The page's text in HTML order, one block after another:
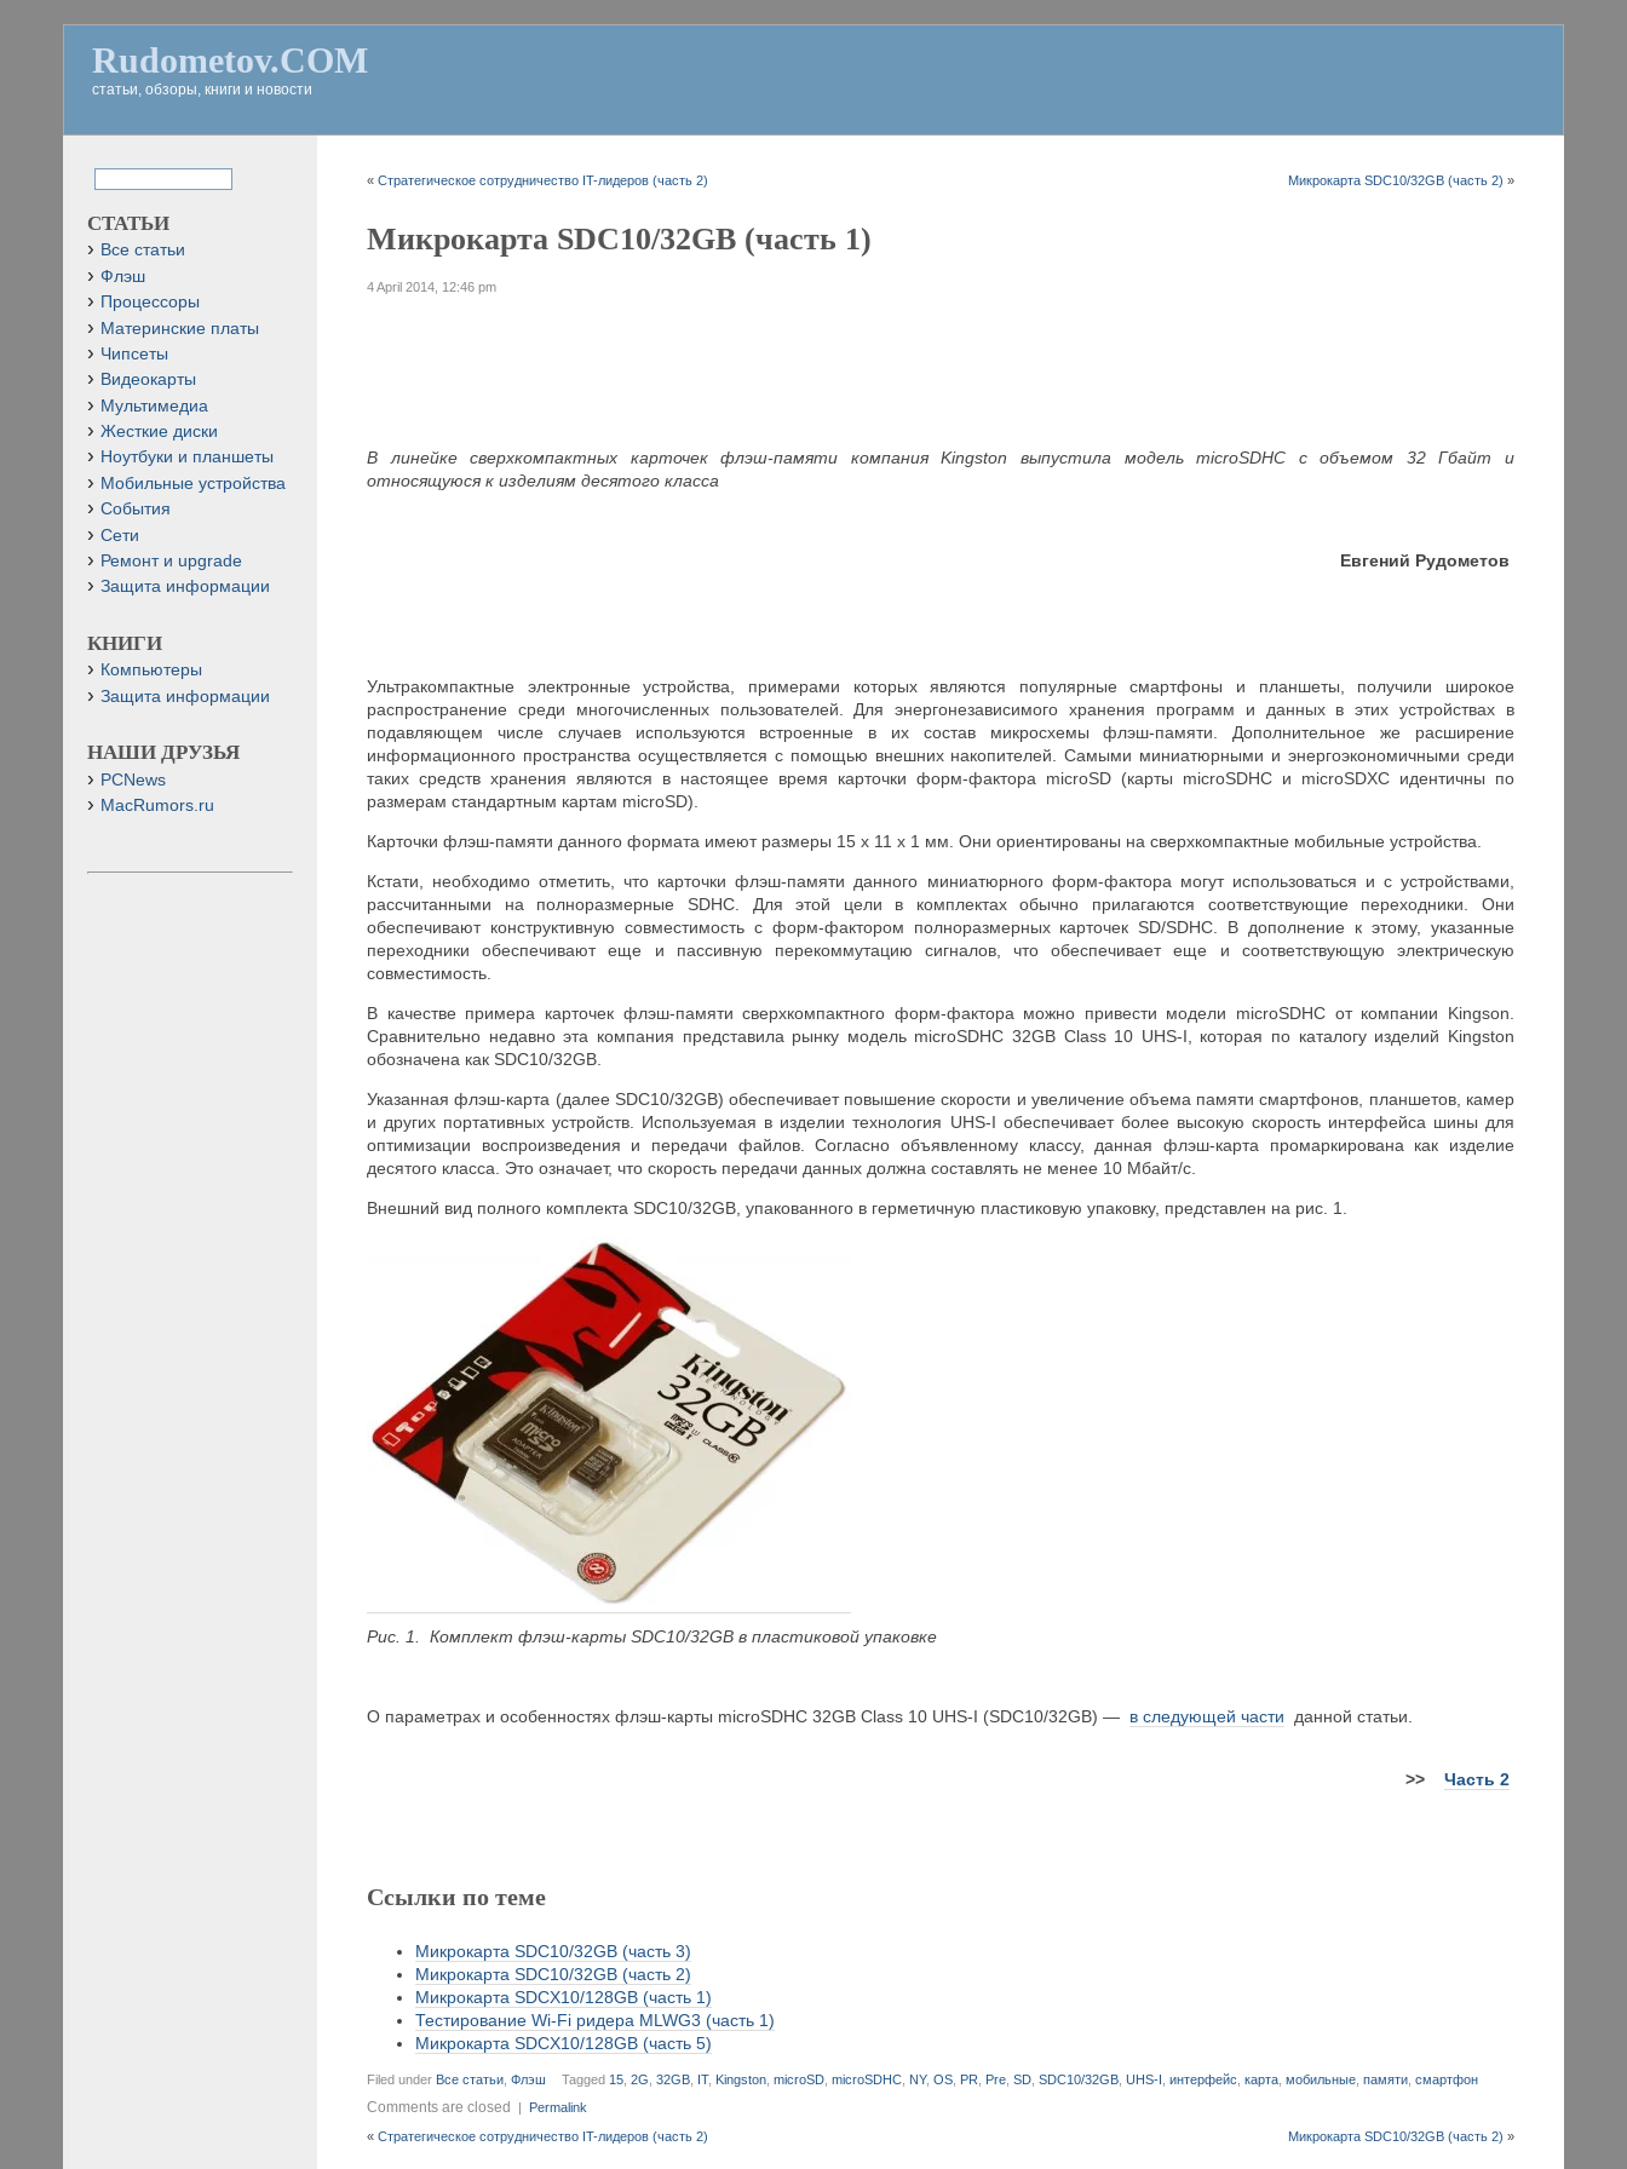
Rudometov.COM
статьи, обзоры, книги и новости
«Стратегическое сотрудничество IT-лидеров (часть 2) Микрокарта SDC10/32GB (часть 2) »
Микрокарта SDC10/32GB (часть 1)
4 April 2014, 12:46 pm
В линейке сверхкомпактных карточек флэш-памяти компания Kingston выпустила модель microSDHC с объемом 32 Гбайт и
относящуюся к изделиям десятого класса
Евгений Рудометов
Ультракомпактные электронные устройства, примерами которых являются популярные смартфоны и планшеты, получили широкое
распространение среди многочисленных пользователей. Для энергонезависимого хранения программ и данных в этих устройствах в
подавляющем числе случаев используются встроенные в их состав микросхемы флэш-памяти. Дополнительное же расширение
информационного пространства осуществляется с помощью внешних накопителей. Самыми миниатюрными и энергоэкономичными среди
таких средств хранения являются в настоящее время карточки форм-фактора microSD (карты microSDHC и microSDXC идентичны по
размерам стандартным картам microSD).
Карточки флэш-памяти данного формата имеют размеры 15 x 11 x 1 мм. Они ориентированы на сверхкомпактные мобильные устройства.
Кстати, необходимо отметить, что карточки флэш-памяти данного миниатюрного форм-фактора могут использоваться и с устройствами,
рассчитанными на полноразмерные SDHC. Для этой цели в комплектах обычно прилагаются соответствующие переходники. Они
обеспечивают конструктивную совместимость с форм-фактором полноразмерных карточек SD/SDHC. В дополнение к этому, указанные
переходники обеспечивают еще и пассивную перекоммутацию сигналов, что обеспечивает еще и соответствующую электрическую
совместимость.
В качестве примера карточек флэш-памяти сверхкомпактного форм-фактора можно привести модели microSDHC от компании Kingson.
Сравнительно недавно эта компания представила рынку модель microSDHC 32GB Class 10 UHS-I, которая по каталогу изделий Kingston
обозначена как SDC10/32GB.
Указанная флэш-карта (далее SDC10/32GB) обеспечивает повышение скорости и увеличение объема памяти смартфонов, планшетов, камер
и других портативных устройств. Используемая в изделии технология UHS-I обеспечивает более высокую скорость интерфейса шины для
оптимизации воспроизведения и передачи файлов. Согласно объявленному классу, данная флэш-карта промаркирована как изделие
десятого класса. Это означает, что скорость передачи данных должна составлять не менее 10 Мбайт/с.
Внешний вид полного комплекта SDC10/32GB, упакованного в герметичную пластиковую упаковку, представлен на рис. 1.
Рис. 1. Комплект флэш-карты SDC10/32GB в пластиковой упаковке
О параметрах и особенностях флэш-карты microSDHC 32GB Class 10 UHS-I (SDC10/32GB) — в следующей части данной статьи.
>> Часть 2
Ссылки по теме
Микрокарта SDC10/32GB (часть 3)
Микрокарта SDC10/32GB (часть 2)
Микрокарта SDCХ10/128GB (часть 1)
Тестирование Wi-Fi ридера MLWG3 (часть 1)
Микрокарта SDCХ10/128GB (часть 5)
Filed under Все статьи ,Флэш Tagged 15 ,2G ,32GB IT, Kingston ,microSD ,microSDHC NY,OS PR Pre ,SD ,SDC10/32GB ,UHS-I ,интерфейс ,карта ,мобильные ,памяти ,смартфон
Comments are closed | Permalink
«Стратегическое сотрудничество IT-лидеров (часть 2) Микрокарта SDC10/32GB (часть 2) »
СТАТЬИ
Все статьи
Флэш
Процессоры
Материнские платы
Чипсеты
Видеокарты
Мультимедиа
Жесткие диски
Ноутбуки и планшеты
Мобильные устройства
События
Сети
Ремонт и upgrade
Защита информации
КНИГИ
Компьютеры
Защита информации
НАШИ ДРУЗЬЯ
PCNews
MacRumors.ru